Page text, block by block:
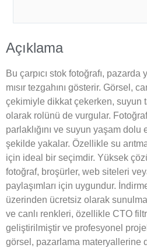
Açıklama
Bu çarpıcı stok fotoğrafı,
mısır tezgahını gösterir. Görsel,
çekimiyle dikkat çekerken, suyun
olarak rolünü de vurgular. Fotoğraf,
parlaklığını ve suyun yaşam
şekilde yakalar. Özellikle su arıtma
için ideal bir seçimdir. Yüksek
fotoğraf, broşürler, web siteleri
paylaşımları için uygundur.
üzerinden ücretsiz olarak
ve canlı renkleri, özellikle CTO
geliştirilmiştir ve profesyonel
görsel, pazarlama materyallerine